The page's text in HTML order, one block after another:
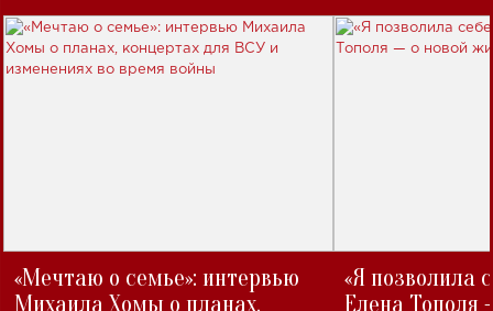
«Мечтаю о семье»: интервью
Михаила Хомы о планах,
«Я позволила
Елена Тополя